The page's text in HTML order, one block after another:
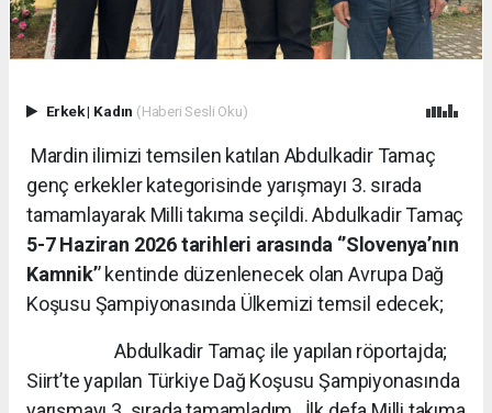
Erkek| Kadın (Haberi Sesli Oku)
Mardin ilimizi temsilen katılan Abdulkadir Tamaç
genç erkekler kategorisinde yarışmayı 3. sırada
tamamlayarak Milli takıma seçildi. Abdulkadir Tamaç
5-7 Haziran 2026 tarihleri arasında ‘’Slovenya’nın
Kamnik’’ kentinde düzenlenecek olan Avrupa Dağ
Koşusu Şampiyonasında Ülkemizi temsil edecek;
Abdulkadir Tamaç ile yapılan röportajda;
Siirt’te yapılan Türkiye Dağ Koşusu Şampiyonasında